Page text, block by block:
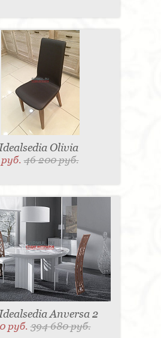
Olivia
руб.46 200 руб.
Anversa 2
руб.394 680 руб.